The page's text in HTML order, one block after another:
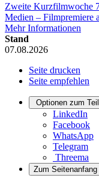
Zweite Kurzfilmwoche
Medien – Filmpremiere
Mehr Informationen
Stand
07.08.2026
Seite drucken
Seite empfehlen
Optionen zum
LinkedIn
Facebook
WhatsApp
Telegram
Threema
Zum Seitenanfang